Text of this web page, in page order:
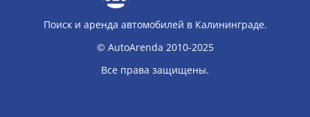
Поиск и аренда автомобилей в Калининграде.
© AutoArenda 2010-2025
Все права защищены.